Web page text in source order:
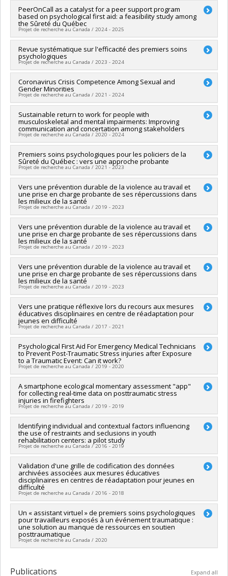
humaines du Canada
Grant programs:PV128152-Subvention de partenariat
Lead researcher :Stéphane Guay
Co-researchers : Sonia Lupien,Stéphane Potvin,Steve
Geoffrion,Robert-Paul Juster ,Marie-France Marin
Trudel-Fitzgerald
Funding sources:IRSC/Instituts de recherche en santé du
Canada
Grant programs:PVXXXXXX-(PJT) Subvention Projet
PeerOnCall as a catalyst for a peer support program
based on psychological first aid: a feasibility study among
the Sûreté du Québec
Projet de recherche au Canada / 2024 - 2025
Lead researcher :Steve Geoffrion
Funding sources:
IRSC/Instituts de recherche en santé du
Canada
Revue systématique sur l'efficacité des premiers soins
psychologiques
Projet de recherche au Canada / 2023 - 2024
Lead researcher : Steve Geoffrion
Funding sources:IRSST/Institut de recherche Robert-Sauvé en
santé et en sécurité du travail
Coronavirus Crisis Competence Among Sexual and
Gender Minorities
Projet de recherche au Canada / 2021 - 2024
Lead researcher :Robert-Paul Juster
Co-researchers : Frederick Aardema,Steve Geoffrion
France Marin
Funding sources:IRSC/Instituts de recherche en santé du
Canada
Grant programs:PVXXXXXX-(PJT) Subvention Projet
Sustainable return to work for people with
musculoskeletal and mental impairments: Improving
communication and concertation among stakeholders
Projet de recherche au Canada / 2020 - 2024
Lead researcher :Marc Corbière
Co-researchers : Stéphane Guay,Tania Lecomte
Geoffrion
humaines du Canada
Grant programs: PVXXXXXX-Subvention Savoir
Premiers soins psychologiques pour les policiers de la
Sûreté du Québec : vers une approche probante
Projet de recherche au Canada / 2021 - 2023
Lead researcher :Steve Geoffrion
Co-researchers :Christine Genest
Funding sources:CRSH/Conseil de recherches en sciences
humaines du Canada
Grant programs:PVXXXXXX-Subvention d'engagement
partenarial
Vers une prévention durable de la violence au travail et
une prise en charge probante de ses répercussions dans
les milieux de la santé
Projet de recherche au Canada / 2019 - 2023
Lead researcher :Steve Geoffrion
Funding sources:FRQS/Fonds de recherche du Québec -
Santé (FRSQ)
Grant programs:PVXXXXXX-Établissement de jeunes
chercheurs Juniors 1
Vers une prévention durable de la violence au travail et
une prise en charge probante de ses répercussions dans
les milieux de la santé
Projet de recherche au Canada / 2019 - 2023
Lead researcher :Steve Geoffrion
Funding sources:FRQS/Fonds de recherche du Québec -
Santé (FRSQ)
Grant programs:PVXXXXXX-Bourse de carrière junior 1 FRQ-
IRSST en santé et sécurité au travail
Vers une prévention durable de la violence au travail et
une prise en charge probante de ses répercussions dans
les milieux de la santé
Projet de recherche au Canada / 2019 - 2023
Lead researcher : Steve Geoffrion
Funding sources:IRSST/Institut de recherche Robert-Sauvé en
santé et en sécurité du travail
Grant programs:
Vers une pratique réflexive lors du recours aux mesures
éducatives disciplinaires en centre de réadaptation pour
jeunes en difficulté
Projet de recherche au Canada / 2017 - 2021
Lead researcher : Steve Geoffrion
Funding sources:FRQSC/Fonds de recherche du Québec -
Société et culture (FQRSC)
Grant programs:PV113813-(NP) Soutien à la recherche pour la
relève professorale
Psychological First Aid For Emergency Medical Technicians
to Prevent Post-Traumatic Stress injuries after Exposure
to a Traumatic Event: Can it work?
Projet de recherche au Canada / 2019 - 2020
Lead researcher : Steve Geoffrion
Co-researchers : Stéphane Guay,Luc De Montigny
Funding sources:IRSC/Instituts de recherche en santé du
Canada
Grant programs:PVXXXXXX-Subvention catalyseur
A smartphone ecological momentary assessment "app"
for collecting real-time data on posttraumatic stress
injuries in firefighters
Projet de recherche au Canada / 2019 - 2019
Lead researcher : Stéphane Guay
Co-researchers : Isabelle Ouellet-Morin,Steve Geoffrion
Funding sources:IRSC/Instituts de recherche en santé du
Canada
Grant programs: PVXXXXXX-Subvention catalyseur
Identifying individual and contextual factors influencing
the use of restraints and seclusions in youth
rehabilitation centers: a pilot study
Projet de recherche au Canada / 2016 - 2019
Lead researcher :Steve Geoffrion
Co-researchers :Denis Lafortune, Caroline Larue
Dumais,Julie Ménard
Funding sources: CRSH/Conseil de recherches en sciences
humaines du Canada
Grant programs:PV153480-Subventions de développement
Savoir
Validation d'une grille de codification des données
archivées associées aux mesures éducatives
disciplinaires en centres de réadaptation pour jeunes en
difficulté
Projet de recherche au Canada / 2016 - 2018
Lead researcher :Steve Geoffrion
Funding sources: CRSH/Conseil de recherches en sciences
humaines du Canada
Grant programs:PVX20020-Subvention institutionnelle du
CRSH - Subventions d'exploration
Un « assistant virtuel » de premiers soins psychologiques
pour travailleurs exposés à un événement traumatique :
une solution au manque de ressources en soutien
posttraumatique
Projet de recherche au Canada / 2020
Co-researchers :
Publications Expand all